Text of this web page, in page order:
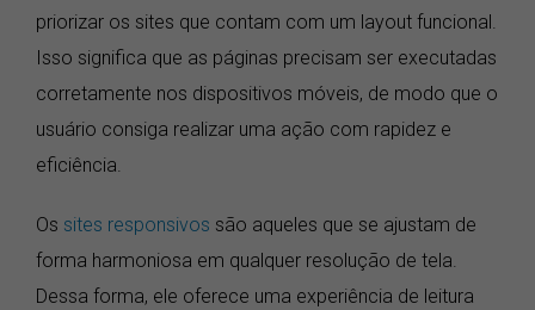
priorizar os sites que contam com um layout funcional.
Isso significa que as páginas precisam ser executadas
corretamente nos dispositivos móveis, de modo que o
usuário consiga realizar uma ação com rapidez e
eficiência.
Os sites responsivos são aqueles que se ajustam de
forma harmoniosa em qualquer resolução de tela.
Dessa forma, ele oferece uma experiência de leitura